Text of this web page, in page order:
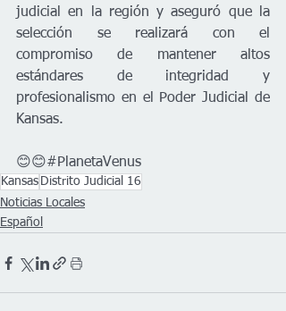
judicial en la región y aseguró que la
selección se realizará con el
compromiso de mantener altos
estándares de integridad y
profesionalismo en el Poder Judicial de
Kansas.
😊😊#PlanetaVenus
Kansas Distrito Judicial 16
Noticias Locales
Español